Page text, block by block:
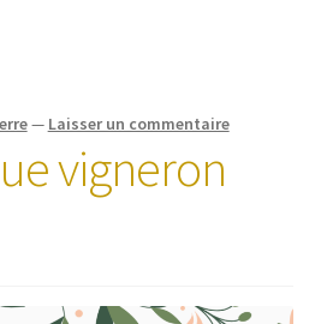
— Laisser un commentaire
vigneron